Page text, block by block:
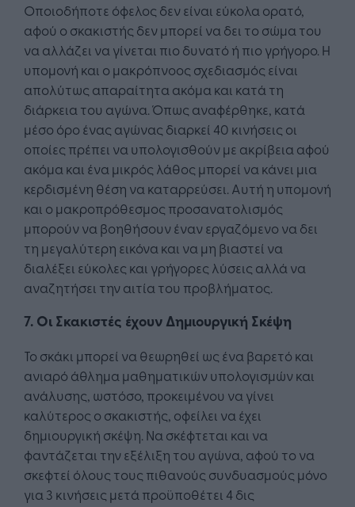
Οποιοδήποτε όφελος δεν είναι εύκολα ορατό,
αφού ο σκακιστής δεν μπορεί να δει το σώμα του
να αλλάζει να γίνεται πιο δυνατό ή πιο γρήγορο. Η
υπομονή και ο μακρόπνοος σχεδιασμός είναι
απολύτως απαραίτητα ακόμα και κατά τη
διάρκεια του αγώνα. Όπως αναφέρθηκε, κατά
μέσο όρο ένας αγώνας διαρκεί 40 κινήσεις οι
οποίες πρέπει να υπολογισθούν με ακρίβεια αφού
ακόμα και ένα μικρός λάθος μπορεί να κάνει μια
κερδισμένη θέση να καταρρεύσει. Αυτή η υπομονή
και ο μακροπρόθεσμος προσανατολισμός
μπορούν να βοηθήσουν έναν εργαζόμενο να δει
τη μεγαλύτερη εικόνα και να μη βιαστεί να
διαλέξει εύκολες και γρήγορες λύσεις αλλά να
αναζητήσει την αιτία του προβλήματος.
7. Οι Σκακιστές έχουν Δημιουργική Σκέψη
Το σκάκι μπορεί να θεωρηθεί ως ένα βαρετό και
ανιαρό άθλημα μαθηματικών υπολογισμών και
ανάλυσης, ωστόσο, προκειμένου να γίνει
καλύτερος ο σκακιστής, οφείλει να έχει
δημιουργική σκέψη. Να σκέφτεται και να
φαντάζεται την εξέλιξη του αγώνα, αφού το να
σκεφτεί όλους τους πιθανούς συνδυασμούς μόνο
για 3 κινήσεις μετά προϋποθέτει 4 δις